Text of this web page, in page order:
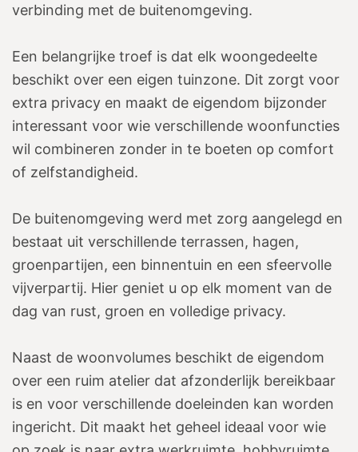
verbinding met de buitenomgeving.
Een belangrijke troef is dat elk woongedeelte
beschikt over een eigen tuinzone. Dit zorgt voor
extra privacy en maakt de eigendom bijzonder
interessant voor wie verschillende woonfuncties
wil combineren zonder in te boeten op comfort
of zelfstandigheid.
De buitenomgeving werd met zorg aangelegd en
bestaat uit verschillende terrassen, hagen,
groenpartijen, een binnentuin en een sfeervolle
vijverpartij. Hier geniet u op elk moment van de
dag van rust, groen en volledige privacy.
Naast de woonvolumes beschikt de eigendom
over een ruim atelier dat afzonderlijk bereikbaar
is en voor verschillende doeleinden kan worden
ingericht. Dit maakt het geheel ideaal voor wie